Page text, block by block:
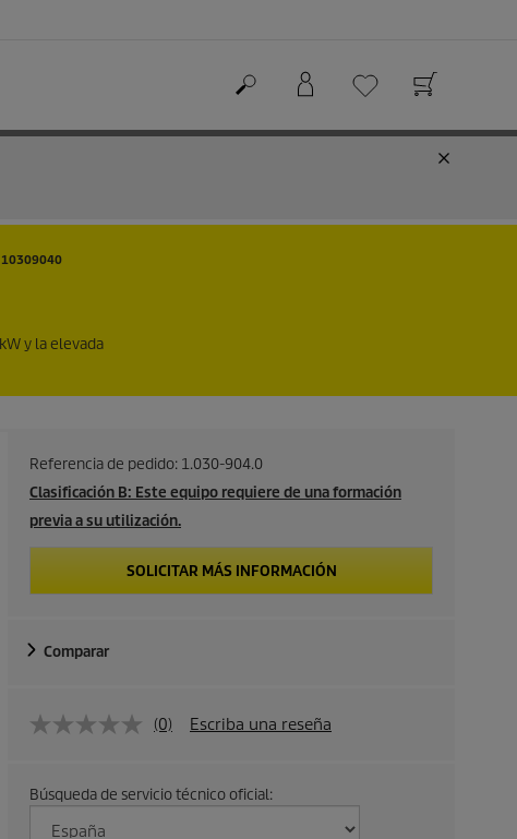
10309040
y la elevada
Referencia de pedido: 1.030-904.0
Clasificación B: Este equipo requiere de una formación
previa a su utilización.
SOLICITAR MÁS INFORMACIÓN
Comparar
(0) Escriba una reseña
Búsqueda de servicio técnico oficial: